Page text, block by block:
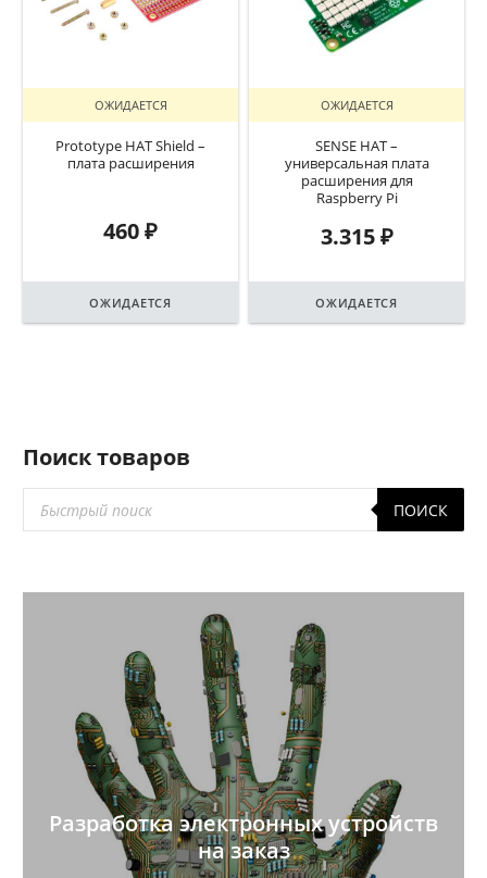
ОЖИДАЕТСЯ
Prototype HAT Shield –
плата расширения
460₽
ОЖИДАЕТСЯ
ОЖИДАЕТСЯ
SENSE HAT –
универсальная плата
расширения для
Raspberry Pi
3.315₽
ОЖИДАЕТСЯ
Поиск товаров
товаров
ПОИСК
Разработка электронных устройств
на заказ